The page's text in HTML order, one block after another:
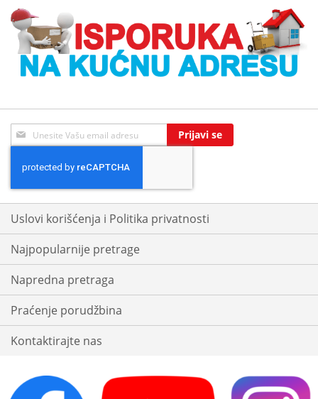
Sign
Up
Our
Newsletter:
Prijavi se
Uslovi korišćenja i Politika privatnosti
Najpopularnije pretrage
Napredna pretraga
Praćenje porudžbina
Kontaktirajte nas